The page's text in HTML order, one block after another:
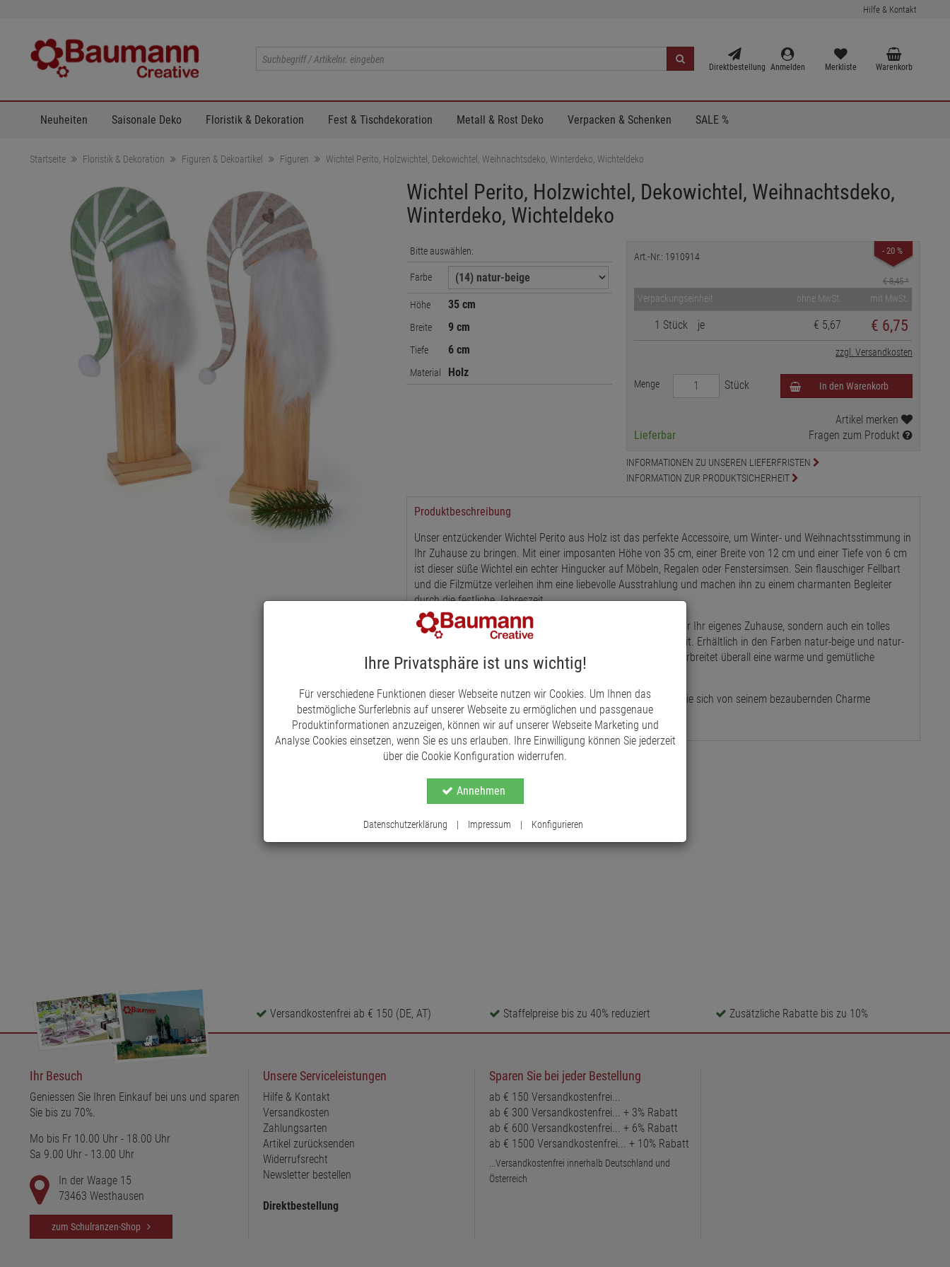
Hilfe & Kontakt
Direktbestellung Anmelden Merkliste Warenkorb
Neuheiten Saisonale Deko Floristik & Dekoration Fest & Tischdekoration Metall & Rost Deko Verpacken & Schenken SALE %
Startseite Floristik & Dekoration Figuren & Dekoartikel Figuren Wichtel Perito, Holzwichtel, Dekowichtel, Weihnachtsdeko, Winterdeko, Wichteldeko
Wichtel Perito, Holzwichtel, Dekowichtel, Weihnachtsdeko,
Winterdeko, Wichteldeko
Bitte auswählen:
Farbe
Höhe 35 cm
Breite 9 cm
Tiefe 6 cm
Material Holz
- 20 %
Art.-Nr.: 1910914
€ 8,45*
Verpackungseinheit ohne MwSt. mit MwSt.
1 Stück je € 5,67 € 6,75
zzgl. Versandkosten
Menge Stück In den Warenkorb
Lieferbar
Artikel merken
Fragen zum Produkt
INFORMATIONEN ZU UNSEREN LIEFERFRISTEN
INFORMATION ZUR PRODUKTSICHERHEIT
Produktbeschreibung
Unser entzückender Wichtel Perito aus Holz ist das perfekte Accessoire, um Winter- und Weihnachtsstimmung in
Ihr Zuhause zu bringen. Mit einer imposanten Höhe von 35 cm, einer Breite von 12 cm und einer Tiefe von 6 cm
ist dieser süße Wichtel ein echter Hingucker auf Möbeln, Regalen oder Fenstersimsen. Sein flauschiger Fellbart
und die Filzmütze verleihen ihm eine liebevolle Ausstrahlung und machen ihn zu einem charmanten Begleiter
durch die festliche Jahreszeit.
Der Wichtel Perito ist nicht nur eine wunderbare Dekoration für Ihr eigenes Zuhause, sondern auch ein tolles
Geschenk für Ihre Liebsten in der Advents- und Weihnachtszeit. Erhältlich in den Farben natur-beige und natur-
salbei passt er sich harmonisch in jede Einrichtung ein und verbreitet überall eine warme und gemütliche
Atmosphäre.
Entdecken Sie die Magie unseres Wichtels Perito und lassen Sie sich von seinem bezaubernden Charme
verzaubern.
Versandkostenfrei ab € 150 (DE, AT) Staffelpreise bis zu 40% reduziert Zusätzliche Rabatte bis zu 10%
Ihr Besuch
Geniessen Sie Ihren Einkauf bei uns und sparen
Sie bis zu 70%.
Mo bis Fr 10.00 Uhr - 18.00 Uhr
Sa 9.00 Uhr - 13.00 Uhr
In der Waage 15
73463 Westhausen
zum Schulranzen-Shop
Unsere Serviceleistungen
Hilfe & Kontakt
Versandkosten
Zahlungsarten
Artikel zurücksenden
Widerrufsrecht
Newsletter bestellen
Direktbestellung
Sparen Sie bei jeder Bestellung
ab € 150 Versandkostenfrei...
ab € 300 Versandkostenfrei... + 3% Rabatt
ab € 600 Versandkostenfrei... + 6% Rabatt
ab € 1500 Versandkostenfrei... + 10% Rabatt
...Versandkostenfrei innerhalb Deutschland und
Österreich
Ihre Privatsphäre ist uns wichtig!
Für verschiedene Funktionen dieser Webseite nutzen wir Cookies. Um Ihnen das
bestmögliche Surferlebnis auf unserer Webseite zu ermöglichen und passgenaue
Produktinformationen anzuzeigen, können wir auf unserer Webseite Marketing und
Analyse Cookies einsetzen, wenn Sie es uns erlauben. Ihre Einwilligung können Sie jederzeit
über die Cookie Konfiguration widerrufen.
Annehmen
Datenschutzerklärung | Impressum | Konfigurieren